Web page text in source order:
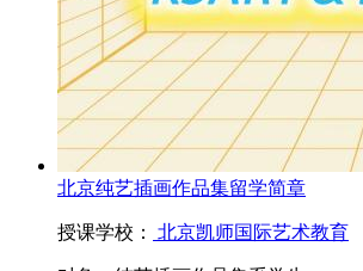
北京纯艺插画作品集留学简章
授课学校： 北京凯师国际艺术教育